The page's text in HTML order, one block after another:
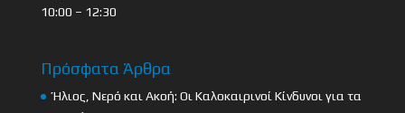
10:00 – 12:30
Πρόσφατα Άρθρα
Ήλιος, Νερό και Ακοή: Οι Καλοκαιρινοί Κίνδυνοι για τα